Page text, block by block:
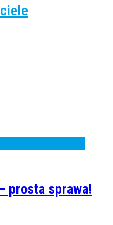
prosta sprawa!